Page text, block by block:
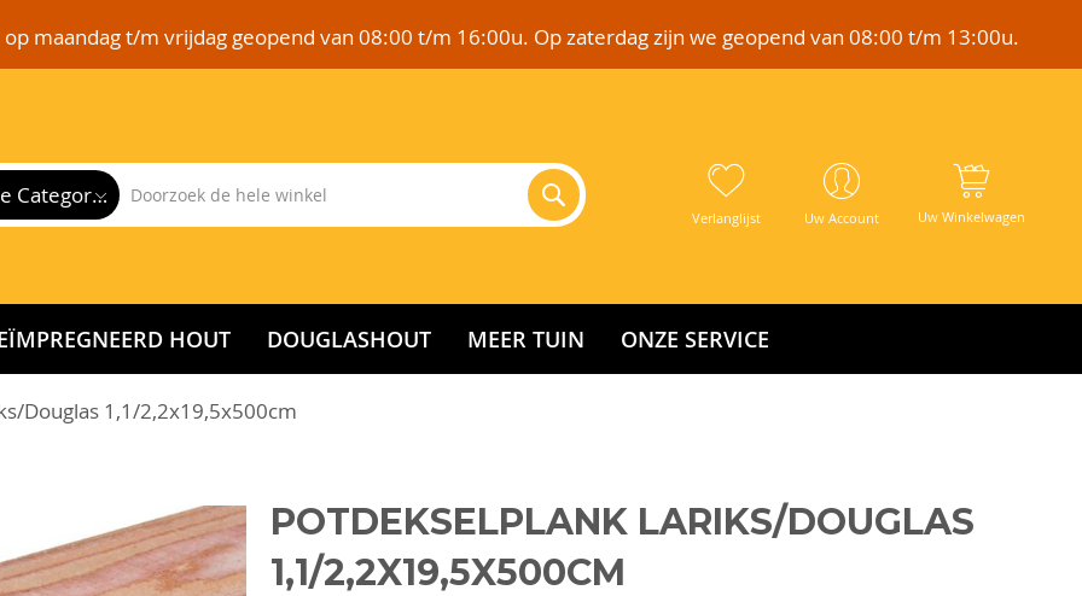
maandag t/m vrijdag geopend van 08:00 t/m 16:00u. Op zaterdag zijn we geopend van 08:00 t/m 13:00u.
Alle Categorieën
Verlanglijst Uw Account Uw Winkelwagen
HOUT DOUGLASHOUT MEER TUIN ONZE SERVICE
Douglas 1,1/2,2x19,5x500cm
POTDEKSELPLANK LARIKS/DOUGLAS
1,1/2,2X19,5X500CM